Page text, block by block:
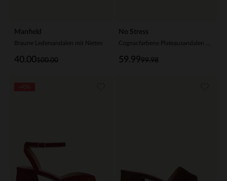
Manfield
Braune Ledersandalen mit Nieten
100.00
40.00
No Stress
99.98
59.99